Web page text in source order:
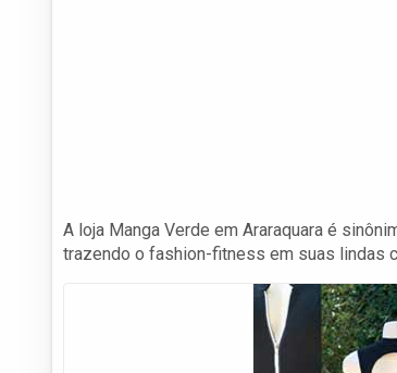
A loja Manga Verde em Araraquara é
trazendo o fashion-fitness em suas lindas